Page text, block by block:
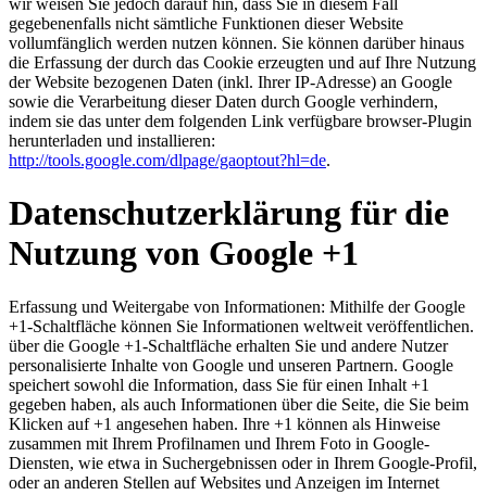
gegebenenfalls nicht sämtliche Funktionen dieser Website
vollumfänglich werden nutzen können. Sie können darüber hinaus
die Erfassung der durch das Cookie erzeugten und auf Ihre Nutzung
der Website bezogenen Daten (inkl. Ihrer IP-Adresse) an Google
sowie die Verarbeitung dieser Daten durch Google verhindern,
indem sie das unter dem folgenden Link verfügbare browser-Plugin
herunterladen und installieren:
http://tools.google.com/dlpage/gaoptout?hl=de.
Datenschutzerklärung für die
Nutzung von Google +1
Erfassung und Weitergabe von Informationen: Mithilfe der Google
+1-Schaltfläche können Sie Informationen weltweit veröffentlichen.
über die Google +1-Schaltfläche erhalten Sie und andere Nutzer
personalisierte Inhalte von Google und unseren Partnern. Google
speichert sowohl die Information, dass Sie für einen Inhalt +1
gegeben haben, als auch Informationen über die Seite, die Sie beim
Klicken auf +1 angesehen haben. Ihre +1 können als Hinweise
zusammen mit Ihrem Profilnamen und Ihrem Foto in Google-
Diensten, wie etwa in Suchergebnissen oder in Ihrem Google-Profil,
oder an anderen Stellen auf Websites und Anzeigen im Internet